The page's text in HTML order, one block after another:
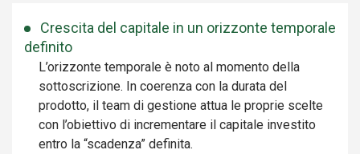
Crescita del capitale in un orizzonte temporale
definito
L’orizzonte temporale è noto al momento della
sottoscrizione. In coerenza con la durata del
prodotto, il team di gestione attua le proprie scelte
con l’obiettivo di incrementare il capitale investito
entro la “scadenza” definita.